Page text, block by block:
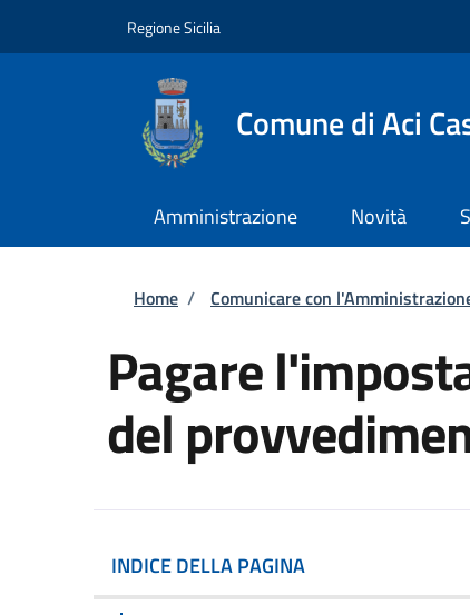
Regione Sicilia
Comune di Aci
Amministrazione Novità
Briciole di pane
Home / Comunicare con
Pagare
del
INDICE DELLA PAGINA